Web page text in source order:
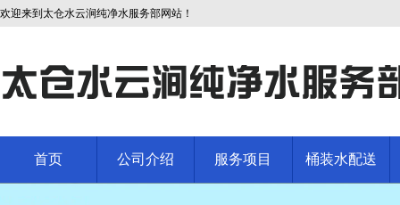
欢迎来到太仓水云涧纯净水服务部网站！
首页 公司介绍 服务项目 桶装水配送